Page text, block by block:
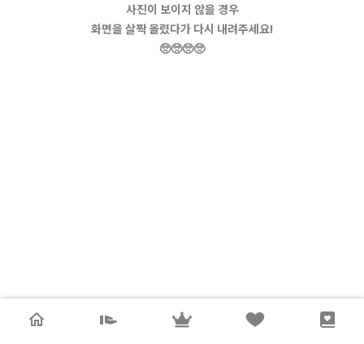
사진이 보이지 않을 경우
화면을 살짝 올렸다가 다시 내려주세요!
🥺🥺🥺🥺